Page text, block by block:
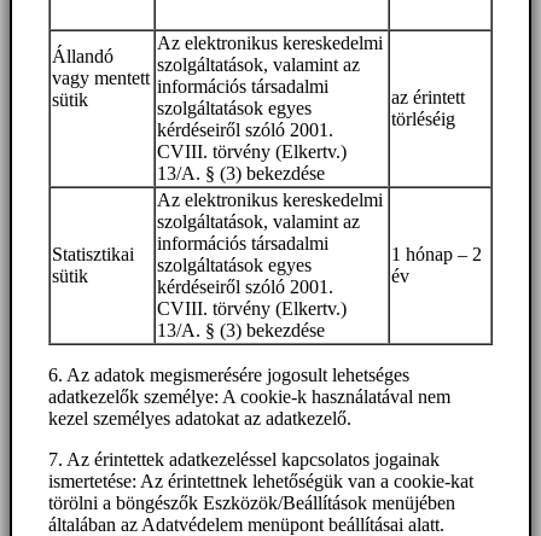
Állandó
vagy mentett
sütik
Az elektronikus kereskedelmi
szolgáltatások, valamint az
információs társadalmi
szolgáltatások egyes
kérdéseiről szóló 2001.
CVIII. törvény (Elkertv.)
13/A. § (3) bekezdése
az érintett
törléséig
Statisztikai
sütik
Az elektronikus kereskedelmi
szolgáltatások, valamint az
információs társadalmi
szolgáltatások egyes
kérdéseiről szóló 2001.
CVIII. törvény (Elkertv.)
13/A. § (3) bekezdése
1 hónap – 2
év
6. Az adatok megismerésére jogosult lehetséges
adatkezelők személye: A cookie-k használatával nem
kezel személyes adatokat az adatkezelő.
7. Az érintettek adatkezeléssel kapcsolatos jogainak
ismertetése: Az érintettnek lehetőségük van a cookie-kat
törölni a böngészők Eszközök/Beállítások menüjében
általában az Adatvédelem menüpont beállításai alatt.